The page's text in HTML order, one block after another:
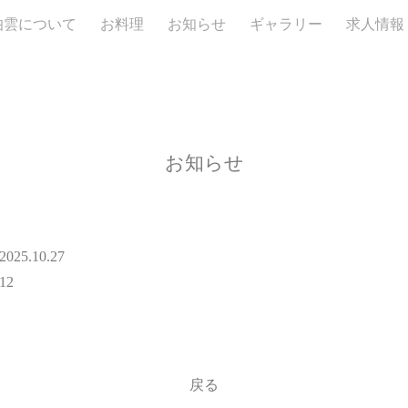
雲について お料理 お知らせ ギャラリー 求人情報
お知らせ
2025.10.27
12
戻る